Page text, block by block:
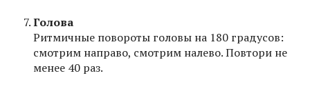
Голова
Ритмичные повороты головы на 180 градусов:
смотрим направо, смотрим налево. Повтори не
менее 40 раз.